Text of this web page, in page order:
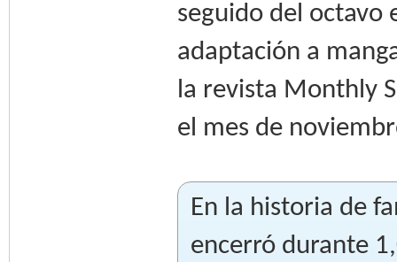
seguido del octavo
adaptación a
la revista Monthly
el mes de
En la historia de
encerró durante